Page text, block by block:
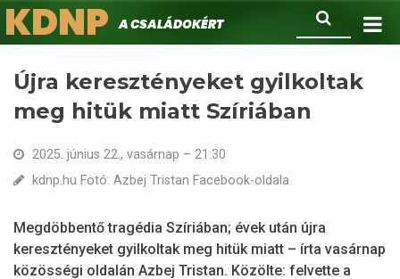
Ugrás
a
Keresés
KDNPA családokért.
Újra keresztényeket gyilkoltak
meg hitük miatt Szíriában
2025. június 22., vasárnap – 21:30
kdnp.hu Fotó: Azbej Tristan Facebook-oldala
Megdöbbentő tragédia Szíriában; évek után újra
keresztényeket gyilkoltak meg hitük miatt – írta vasárnap
közösségi oldalán Azbej Tristan. Közölte: felvette a